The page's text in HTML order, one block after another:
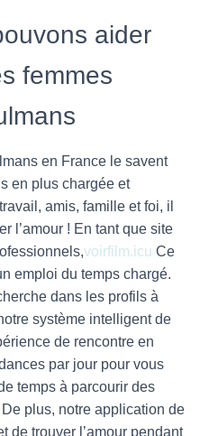
aider
femmes
en France le savent
en plus chargée et
amis, famille et foi, il
l’amour ! En tant que site
voirfilm.icu Ce
emploi du temps chargé.
dans les profils à
système intelligent de
de rencontre en
par jour pour vous
temps à parcourir des
plus, notre application de
de trouver l’amour pendant